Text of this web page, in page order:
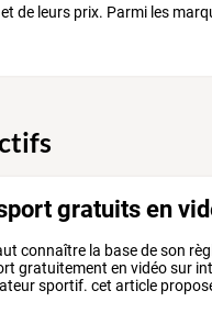
de leurs prix. Parmi les
gratuits en
connaître la basedeson
gratuitement en vidéosur
sportif. cet article